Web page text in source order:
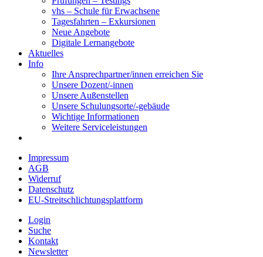
vhs – Schule für Erwachsene
Tagesfahrten – Exkursionen
Neue Angebote
Digitale Lernangebote
Aktuelles
Info
Ihre Ansprechpartner/innen erreichen Sie
Unsere Dozent/-innen
Unsere Außenstellen
Unsere Schulungsorte/-gebäude
Wichtige Informationen
Weitere Serviceleistungen
Impressum
AGB
Widerruf
Datenschutz
EU-Streitschlichtungsplattform
Login
Suche
Kontakt
Newsletter